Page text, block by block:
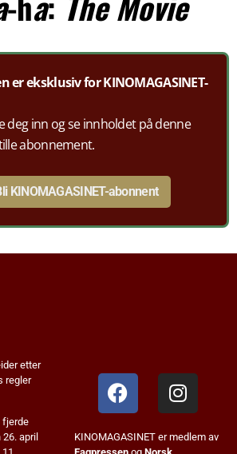
er eksklusiv for KINOMAGASINET-
deg inn og se innholdet på denne
abonnement.
KINOMAGASINET-abonnent
etter
regler
fjerde
april
KINOMAGASINET er medlem av